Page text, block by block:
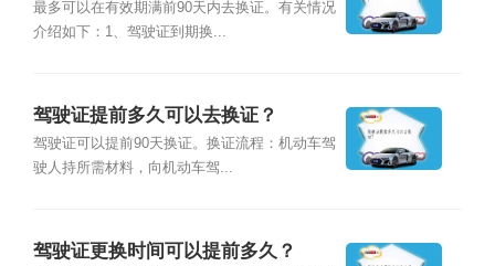
最多可以在有效期满前90天内去换证。有关情况
介绍如下：1、驾驶证到期换...
驾驶证提前多久可以去换证？
驾驶证可以提前90天换证。换证流程：机动车驾
驶人持所需材料，向机动车驾...
驾驶证更换时间可以提前多久？